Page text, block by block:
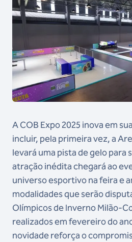
A COB Expo 2025 inova em
incluir, pela primeira vez, a
levará uma pista de gelo para
atração inédita chegará ao
universo esportivo na feira e
modalidades que serão
Olímpicos de Inverno Milão-
realizados em fevereiro do
novidade reforça o